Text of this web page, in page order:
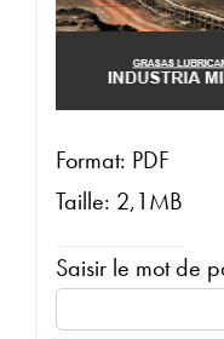
Format: PDF
Taille: 2,1MB
Saisir le mot de